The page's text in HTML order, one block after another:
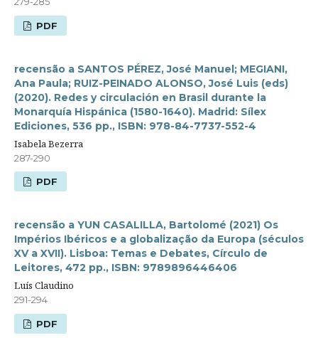
PDF
recensão a SANTOS PÉREZ, José Manuel; MEGIANI,
Ana Paula; RUIZ-PEINADO ALONSO, José Luis (eds)
(2020). Redes y circulación en Brasil durante la
Monarquía Hispánica (1580-1640). Madrid: Sílex
Ediciones, 536 pp., ISBN: 978-84-7737-552-4
Isabela Bezerra
287-290
PDF
recensão a YUN CASALILLA, Bartolomé (2021) Os
Impérios Ibéricos e a globalização da Europa (séculos
XV a XVII). Lisboa: Temas e Debates, Círculo de
Leitores, 472 pp., ISBN: 9789896446406
Luís Claudino
291-294
PDF